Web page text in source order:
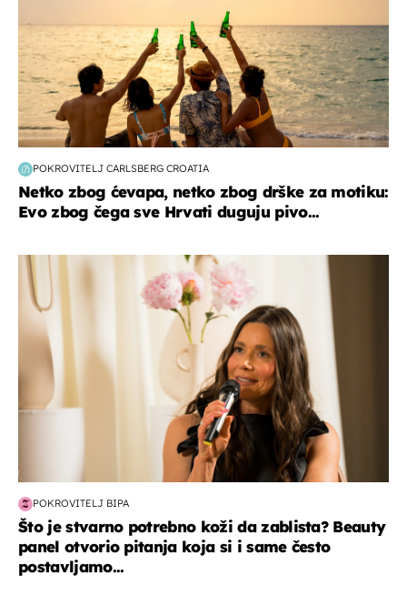
POKROVITELJ CARLSBERG CROATIA
Netko zbog ćevapa, netko zbog drške za motiku:
Evo zbog čega sve Hrvati duguju pivo...
moda & ljepota
POKROVITELJ BIPA
Što je stvarno potrebno koži da zablista? Beauty
panel otvorio pitanja koja si i same često
postavljamo...